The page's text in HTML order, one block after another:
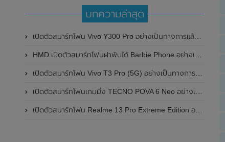
บทความล่าสุด
เปิดตัวสมาร์ทโฟน Vivo Y300 Pro อย่างเป็นทางการแล้วในประเทศจีน มาพร้อมดีไซน์พรีเมี่ยม ทนทาน และแบตเตอรี่สุดอึดขนาดใหญ่ 6,500mAh พร้อมรองรับการชาร์จไว 80W
HMD เปิดตัวสมาร์ทโฟนฝาพับได้ Barbie Phone อย่างเป็นทางการแล้ว มาพร้อมธีมสีชมพูสดใส
เปิดตัวสมาร์ทโฟน Vivo T3 Pro (5G) อย่างเป็นทางการแล้วในประเทศอินเดีย
เปิดตัวสมาร์ทโฟนเกมมิ่ง TECNO POVA 6 Neo อย่างเป็นทางการแล้วในประเทศไทย ในราคา 8,499 บาท
เปิดตัวสมาร์ทโฟน Realme 13 Pro Extreme Edition อย่างเป็นทางการแล้วในประเทศจีน